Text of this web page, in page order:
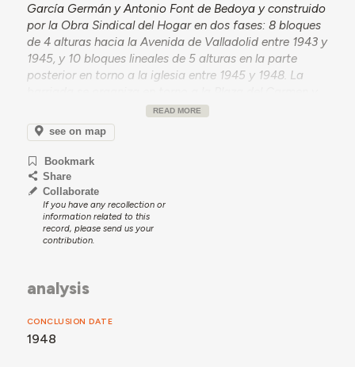
García Germán y Antonio Font de Bedoya y construido
por la Obra Sindical del Hogar en dos fases: 8 bloques
de 4 alturas hacia la Avenida de Valladolid entre 1943 y
1945, y 10 bloques lineales de 5 alturas en la parte
posterior en torno a la iglesia entre 1945 y 1948. La
fue concebida como un conjunto autónomo y
autosuficiente, con iglesia, escuela y locales
comerciales. Los espacios libres y los distintos bloques
se estructura a partir de un eje de simetría, con zona
porticada hacia la que abre las tiendas. Las viviendas
viviendas se distribuyen en dieciocho bloques de tres y
cinco plantas. En 2007 fue declarada como Área de
Rehabilitación por la Junta de Castilla y León tras la
solicitud del Ayuntamiento de Palencia, sometiéndose
READ MORE
see on map
Bookmark
Share
Collaborate
If you have any recollection or
information related to this
record, please send us your
contribution.
analysis
CONCLUSION DATE
1948